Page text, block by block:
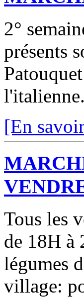
2°
présents
[En
Tous les
de 18H à
légumes
village: